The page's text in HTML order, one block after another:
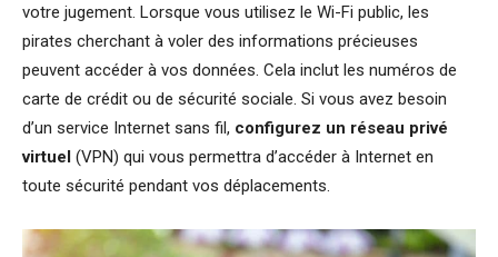
votre jugement. Lorsque vous utilisez le Wi-Fi public, les
pirates cherchant à voler des informations précieuses
peuvent accéder à vos données. Cela inclut les numéros de
carte de crédit ou de sécurité sociale. Si vous avez besoin
d’un service Internet sans fil, configurez un réseau privé
virtuel (VPN) qui vous permettra d’accéder à Internet en
toute sécurité pendant vos déplacements.